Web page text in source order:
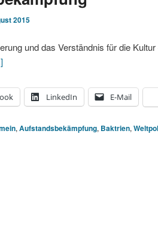
2015
und das Verständnis für die
LinkedIn E-Mail
, Aufstandsbekämpfung, Baktrien,